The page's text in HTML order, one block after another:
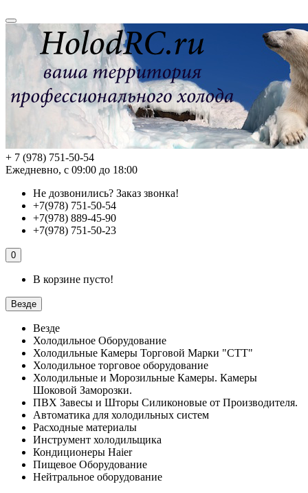
+ 7 (978) 751-50-54
Ежедневно, с 09:00 до 18:00
Не дозвонились? Заказ звонка!
+7(978) 751-50-54
+7(978) 889-45-90
+7(978) 751-50-23
0
В корзине пусто!
Везде
Везде
Холодильное Оборудование
Холодильные Камеры Торговой Марки "СТТ"
Холодильное торговое оборудование
Холодильные и Морозильные Камеры. Камеры
Шоковой Заморозки.
ПВХ Завесы и Шторы Силиконовые от Производителя.
Автоматика для холодильных систем
Расходные материалы
Инструмент холодильщика
Кондиционеры Haier
Пищевое Оборудование
Нейтральное оборудование